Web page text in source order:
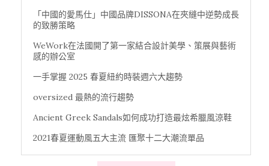
「中國的愛馬仕」中國品牌DISSONA在夾縫中逆勢成長
的致勝策略
WeWork在法國開了第一家結合設計美學、策展與藝術
感的辦公室
一手掌握 2025 春夏紐約時裝週六大趨勢
oversized 最熱的流行趨勢
Ancient Greek Sandals如何成功打造最炫希臘風涼鞋
2021春夏運動風五大主流 匯聚十二大潮流單品